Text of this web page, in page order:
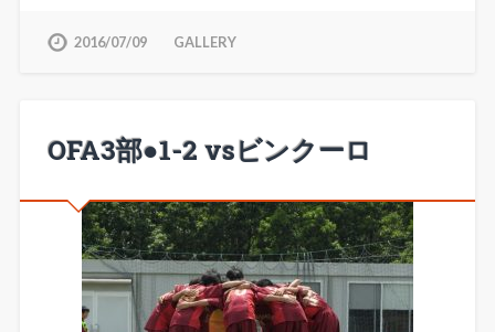
2016/07/09 GALLERY
OFA3部●1-2 vsビンクーロ